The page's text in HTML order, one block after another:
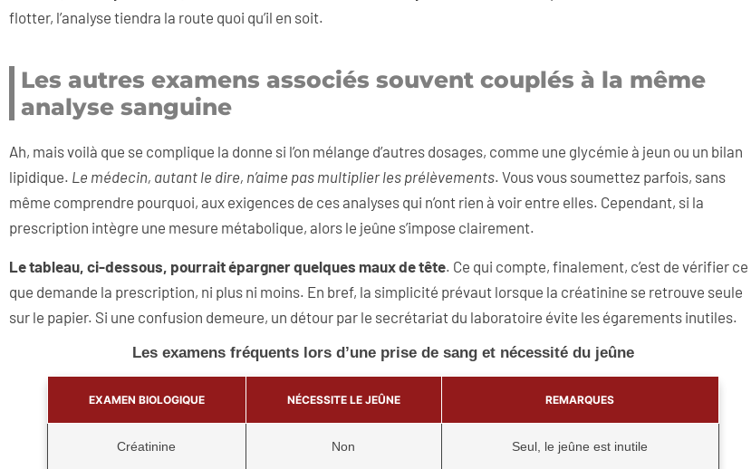
flotter, l’analyse tiendra la route quoi qu’il en soit.
Les autres examens associés souvent couplés à la même
analyse sanguine
Ah, mais voilà que se complique la donne si l’on mélange d’autres dosages, comme une glycémie à jeun ou un bilan
lipidique. Le médecin, autant le dire, n’aime pas multiplier les prélèvements. Vous vous soumettez parfois, sans
même comprendre pourquoi, aux exigences de ces analyses qui n’ont rien à voir entre elles. Cependant, si la
prescription intègre une mesure métabolique, alors le jeûne s’impose clairement.
Le tableau, ci-dessous, pourrait épargner quelques maux de tête. Ce qui compte, finalement, c’est de vérifier ce
que demande la prescription, ni plus ni moins. En bref, la simplicité prévaut lorsque la créatinine se retrouve seule
sur le papier. Si une confusion demeure, un détour par le secrétariat du laboratoire évite les égarements inutiles.
Les examens fréquents lors d’une prise de sang et nécessité du jeûne
EXAMEN BIOLOGIQUE NÉCESSITE LE JEÛNE REMARQUES
Créatinine Non Seul, le jeûne est inutile